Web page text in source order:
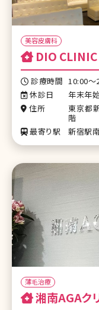
美容皮膚科
DIO
診療時間 10:00〜
休診日
年末年
住所
東京都
階
最寄り駅
新宿駅
薄毛治療
湘南AGAク